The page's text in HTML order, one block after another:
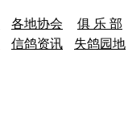
各地协会 俱 乐 部
信鸽资讯 失鸽园地